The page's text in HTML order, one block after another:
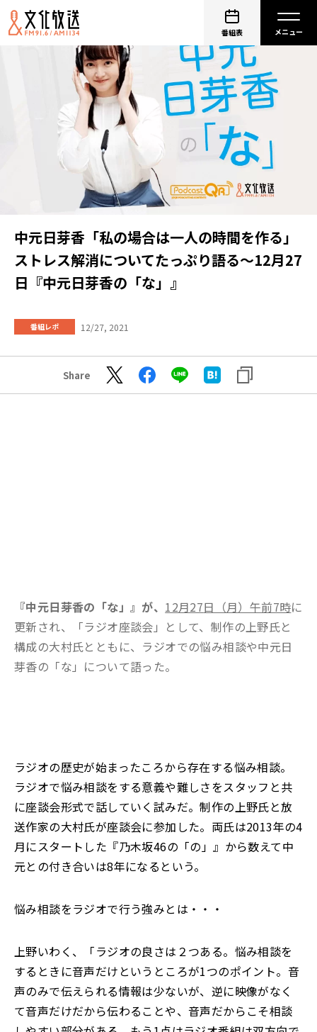
番組表
中元日芽香「私の場合は一人の時間を作る」
ストレス解消についてたっぷり語る～12月27
日『中元日芽香の「な」』
番組レポ 12/27, 2021
Share
『中元日芽香の「な」』が、 12月27日（月）午前7時に
更新され、「ラジオ座談会」として、制作の上野氏と
構成の大村氏とともに、ラジオでの悩み相談や中元日
芽香の「な」について語った。
ラジオの歴史が始まったころから存在する悩み相談。
ラジオで悩み相談をする意義や難しさをスタッフと共
に座談会形式で話していく試みだ。制作の上野氏と放
送作家の大村氏が座談会に参加した。両氏は2013年の4
月にスタートした『乃木坂46の「の」』から数えて中
元との付き合いは8年になるという。
悩み相談をラジオで行う強みとは・・・
上野いわく、「ラジオの良さは２つある。悩み相談を
するときに音声だけというところが1つのポイント。音
声のみで伝えられる情報は少ないが、逆に映像がなく
て音声だけだから伝わることや、音声だからこそ相談